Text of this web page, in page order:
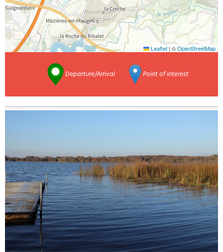
Leaflet | ©OpenStreetMap
Departure/Arrival Point of interest